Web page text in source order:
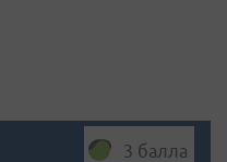
3 балла